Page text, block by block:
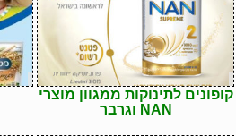
קופונים לתינוקות ממגוון מוצרי
NAN וגרבר